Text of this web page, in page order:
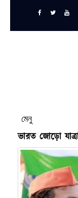
মেনু
ভারত জোড়ো